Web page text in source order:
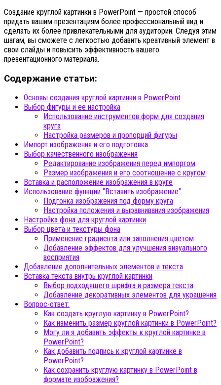
Создание круглой картинки в PowerPoint — простой способ
придать вашим презентациям более профессиональный вид и
сделать их более привлекательными для аудитории. Следуя этим
шагам, вы сможете с легкостью добавить креативный элемент в
свои слайды и повысить эффективность вашего
презентационного материала.
Содержание статьи:
Основы создания круглой картинки в PowerPoint
Выбор фигуры и ее настройка
Использование инструментов форм для создания
круга
Настройка размеров и пропорций фигуры
Импорт изображения и его подготовка
Выбор качественного изображения
Редактирование изображения перед импортом
Размер изображения и его соотношение с кругом
Вставка и расположение изображения в круге
Использование функции "Вставить изображение"
Подгонка изображения под форму круга
Настройка положения и выравнивания изображения
Настройка фона для круглой картинки
Выбор цвета и текстуры фона
Применение градиента или заполнения цветом
Добавление эффектов для улучшения визуального
восприятия
Добавление дополнительных элементов и текста
Вставка текста внутрь круглой картинки
Выбор подходящего шрифта и размера текста
Добавление декоративных элементов для украшения
Вопрос-ответ:
Как создать круглую картинку в PowerPoint?
Как изменить размер круглой картинки в PowerPoint?
Могу ли я добавить эффекты к круглой картинке в
PowerPoint?
Как добавить подпись к круглой картинке в
PowerPoint?
Как сохранить круглую картинку в PowerPoint в
формате изображения?